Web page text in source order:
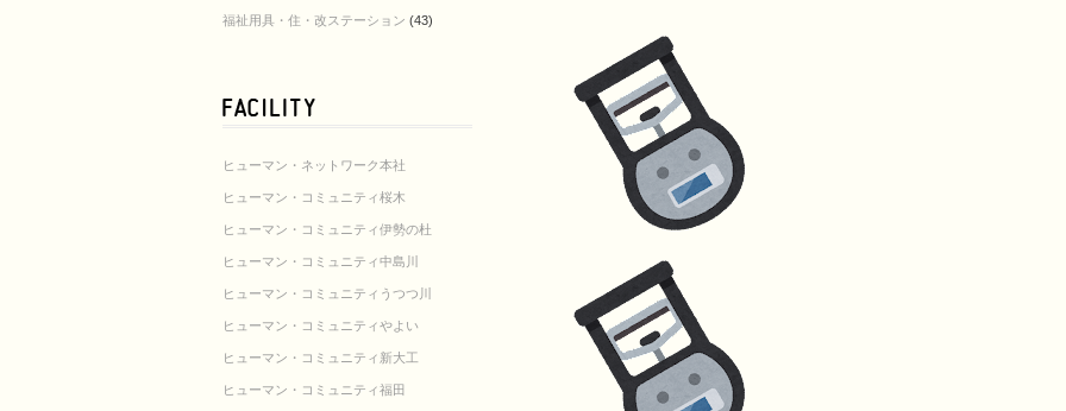
福祉用具・住・改ステーション (43)
ヒューマン・ネットワーク本社
ヒューマン・コミュニティ桜木
ヒューマン・コミュニティ伊勢の杜
ヒューマン・コミュニティ中島川
ヒューマン・コミュニティうつつ川
ヒューマン・コミュニティやよい
ヒューマン・コミュニティ新大工
ヒューマン・コミュニティ福田